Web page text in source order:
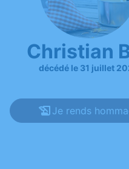
Christian
décédé le 31 juillet
Je rends